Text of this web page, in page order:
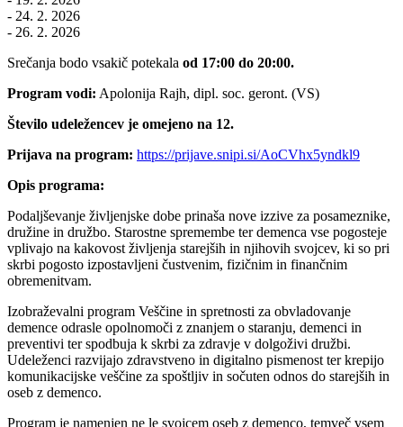
- 24. 2. 2026
- 26. 2. 2026
Srečanja bodo vsakič potekala od 17:00 do 20:00.
Program vodi: Apolonija Rajh, dipl. soc. geront. (VS)
Število udeležencev je omejeno na 12.
Prijava na program: https://prijave.snipi.si/AoCVhx5yndkl9
Opis programa:
Podaljševanje življenjske dobe prinaša nove izzive za posameznike,
družine in družbo. Starostne spremembe ter demenca vse pogosteje
vplivajo na kakovost življenja starejših in njihovih svojcev, ki so pri
skrbi pogosto izpostavljeni čustvenim, fizičnim in finančnim
obremenitvam.
Izobraževalni program Veščine in spretnosti za obvladovanje
demence odrasle opolnomoči z znanjem o staranju, demenci in
preventivi ter spodbuja k skrbi za zdravje v dolgoživi družbi.
Udeleženci razvijajo zdravstveno in digitalno pismenost ter krepijo
komunikacijske veščine za spoštljiv in sočuten odnos do starejših in
oseb z demenco.
Program je namenjen ne le svojcem oseb z demenco, temveč vsem